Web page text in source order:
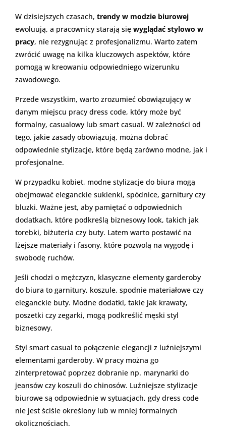
W dzisiejszych czasach, trendy w modzie biurowej
ewoluują, a pracownicy starają się wyglądać stylowo w
pracy, nie rezygnując z profesjonalizmu. Warto zatem
zwrócić uwagę na kilka kluczowych aspektów, które
pomogą w kreowaniu odpowiedniego wizerunku
zawodowego.
Przede wszystkim, warto zrozumieć obowiązujący w
danym miejscu pracy dress code, który może być
formalny, casualowy lub smart casual. W zależności od
tego, jakie zasady obowiązują, można dobrać
odpowiednie stylizacje, które będą zarówno modne, jak i
profesjonalne.
W przypadku kobiet, modne stylizacje do biura mogą
obejmować eleganckie sukienki, spódnice, garnitury czy
bluzki. Ważne jest, aby pamiętać o odpowiednich
dodatkach, które podkreślą biznesowy look, takich jak
torebki, biżuteria czy buty. Latem warto postawić na
lżejsze materiały i fasony, które pozwolą na wygodę i
swobodę ruchów.
Jeśli chodzi o mężczyzn, klasyczne elementy garderoby
do biura to garnitury, koszule, spodnie materiałowe czy
eleganckie buty. Modne dodatki, takie jak krawaty,
poszetki czy zegarki, mogą podkreślić męski styl
biznesowy.
Styl smart casual to połączenie elegancji z luźniejszymi
elementami garderoby. W pracy można go
zinterpretować poprzez dobranie np. marynarki do
jeansów czy koszuli do chinosów. Luźniejsze stylizacje
biurowe są odpowiednie w sytuacjach, gdy dress code
nie jest ściśle określony lub w mniej formalnych
okolicznościach.